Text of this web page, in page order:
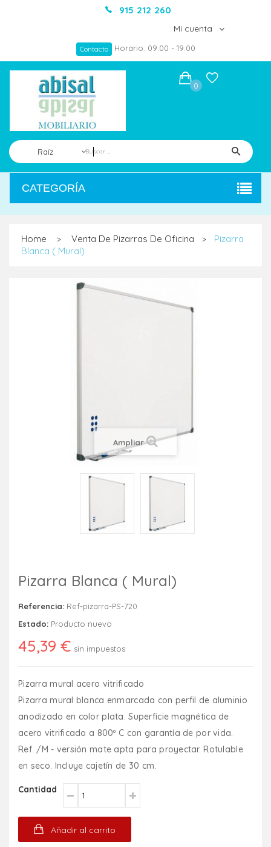
915 212 260
Mi cuenta
Contacto Horario: 09:00 - 19:00
Raíz
0
CATEGORÍA
Home > Venta De Pizarras De Oficina >
Pizarra
Blanca ( Mural)
Ampliar
Pizarra Blanca ( Mural)
Referencia: Ref-pizarra-PS-720
Estado: Producto nuevo
45,39 € sin impuestos
Pizarra mural acero vitrificado
Pizarra mural blanca enmarcada con perfil de aluminio
anodizado en color plata. Superficie magnética de
acero vitrificado a 800º C con garantía de por vida.
Ref. /M - versión mate apta para proyectar. Rotulable
en seco. Incluye cajetín de 30 cm.
Cantidad
Añadir al carrito